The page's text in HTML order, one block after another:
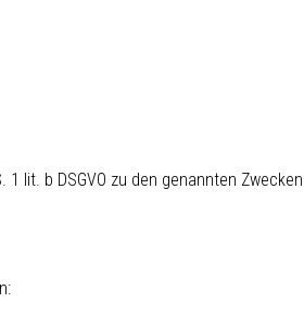
lit. b DSGVO zu den genannten